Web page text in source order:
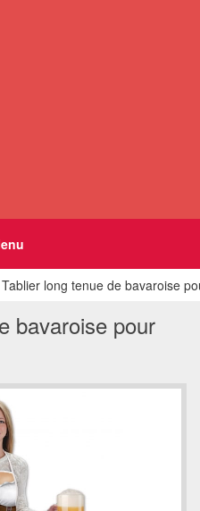
Tablier long tenue de bavaroise
bavaroise pour